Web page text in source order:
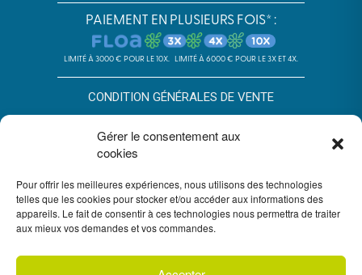
Gérer le consentement aux
cookies
Pour offrir les meilleures expériences, nous utilisons des technologies
telles que les cookies pour stocker et/ou accéder aux informations des
appareils. Le fait de consentir à ces technologies nous permettra de traiter
aux mieux vos demandes et vos commandes.
PAIEMENT EN PLUSIEURS FOIS* :
LIMITÉ À 3000 € POUR LE 10X. LIMITÉ À 6000 € POUR LE 3X ET 4X.
CONDITION GÉNÉRALES DE VENTE
*SOUS RÉSERVE D’ACCEPTATION DU DOSSIER PAR FLOA. SA AU
IMMEUBLE G7, 71 RUE LUCIEN FAURE 33300 BORDEAUX,
ENREGISTRÉE À L’ORIAS SOUS LE N°07028160. SOUMISE AU
CONTRÔLE DE L’AUTORITÉ DE CONTRÔLE PRUDENTIEL ET DE
RÉSOLUTION, 4 PLACE DE BUDAPEST CS 92459, 75436 PARIS.
VOUS DISPOSEZ DU DÉLAI LÉGAL DE RÉTRACTATION. VOIR